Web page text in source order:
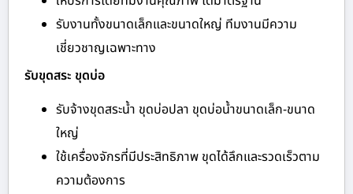
รับงานทั้งขนาดเล็กและขนาดใหญ่ ทีมงานมีความ
เชี่ยวชาญเฉพาะทาง
รับขุดสระ ขุดบ่อ
รับจ้างขุดสระน้ำ ขุดบ่อปลา ขุดบ่อน้ำขนาดเล็ก-ขนาด
ใหญ่
ใช้เครื่องจักรที่มีประสิทธิภาพ ขุดได้ลึกและรวดเร็วตาม
ความต้องการ